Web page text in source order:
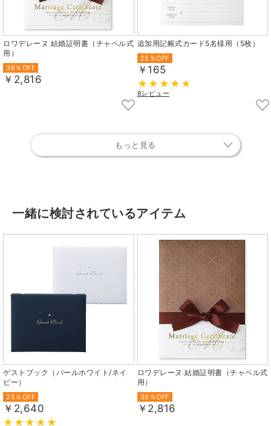
ロワデレーヌ 結婚証明書（チャペル式
用）
36％OFF
￥2,816
追加用記帳式カード5名様用（5枚）
25％OFF
￥165
8レビュー
もっと見る
一緒に検討されているアイテム
ゲストブック（パールホワイト/ネイ
ビー）
25％OFF
￥2,640
ロワデレーヌ 結婚証明書（チャペル式
用）
36％OFF
￥2,816